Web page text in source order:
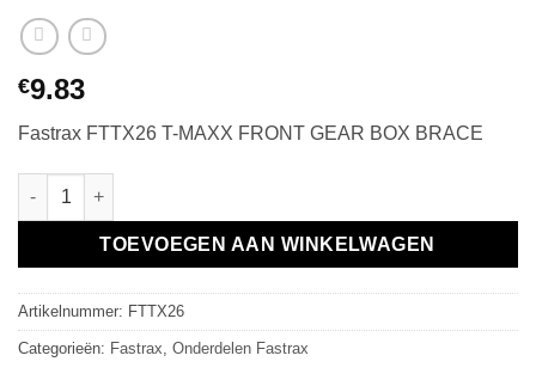
€9.83
Fastrax FTTX26 T-MAXX FRONT GEAR BOX BRACE
T-MAXX FRONT GEAR BOX BRACE aantal
TOEVOEGEN AAN WINKELWAGEN
Artikelnummer: FTTX26
Categorieën: Fastrax Onderdelen Fastrax